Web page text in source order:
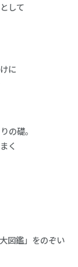
して
に
の礎。
く
図鑑」をのぞい